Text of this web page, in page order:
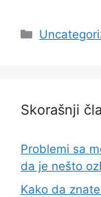
Categories
Skorašnji
Problemi sa
da je nešto
Kako da